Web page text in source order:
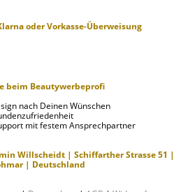
oder Vorkasse-Überweisung
beim Beautywerbeprofi
nach Deinen Wünschen
mit festem Ansprechpartner
Willscheidt | Schiffarther Strasse 51 |
| Deutschland